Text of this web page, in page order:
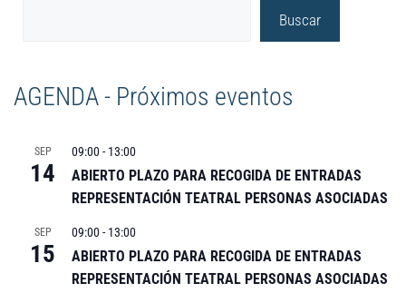
Buscar
AGENDA - Próximos eventos
SEP
14
09:00-13:00
ABIERTO PLAZO PARA RECOGIDA DE ENTRADAS
REPRESENTACIÓN TEATRAL PERSONAS ASOCIADAS
SEP
15
09:00-13:00
ABIERTO PLAZO PARA RECOGIDA DE ENTRADAS
REPRESENTACIÓN TEATRAL PERSONAS ASOCIADAS